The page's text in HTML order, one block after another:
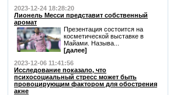
2023-12-24 18:28:20
Лионель Месси представит собственный
аромат
Презентация состоится на
косметической выставке в
Майами. Называ...
[далее]
2023-12-06 11:41:56
Исследование показало, что
психосоциальный стресс может быть
провоцирующим фактором для обострения
акне